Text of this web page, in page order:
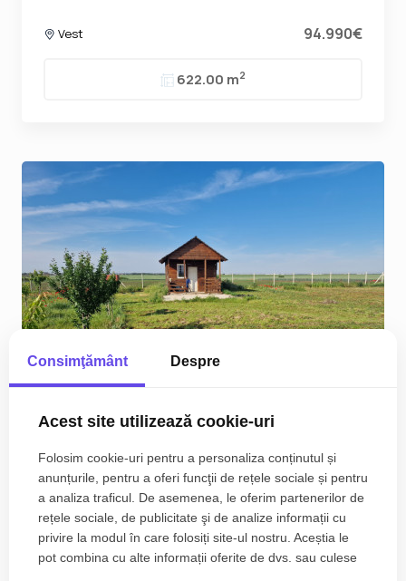
Vest 94.990€
622.00 m2
Teren extravilan de 3500 mp de vanzare in
Remetea Mare
87.500€
3500.00 m
Consimţământ Despre
Acest site utilizează cookie-uri
Folosim cookie-uri pentru a personaliza conținutul și
anunțurile, pentru a oferi funcţii de rețele sociale și pentru
a analiza traficul. De asemenea, le oferim partenerilor de
rețele sociale, de publicitate şi de analize informații cu
privire la modul în care folosiți site-ul nostru. Aceștia le
pot combina cu alte informații oferite de dvs. sau culese